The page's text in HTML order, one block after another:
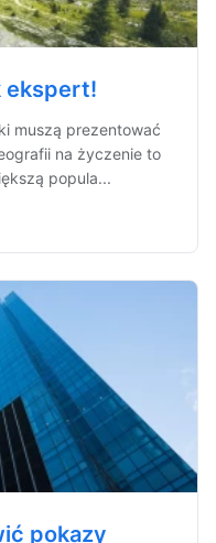
ekspert!
muszą prezentować
na życzenie to
popula...
pokazy